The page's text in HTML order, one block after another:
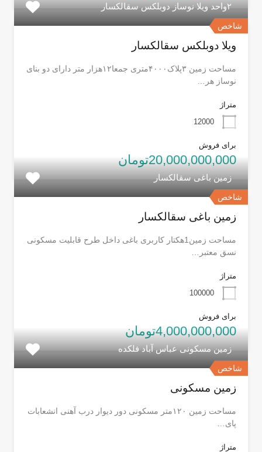
شاخص
۲واحد ویلا نوساز دوبلکس سقالکسار
ویلا دوبلکس سقالکسار
مساحت زمین ۳پلاک۴۰۰۰متری جمعا۱۲هزار متر دارای دو بنای
نوساز هر…
متراژ
12000
برای فروش
20,000,000,000تومان
شاخص
زمین باغی سقالکسار
زمین باغی سقالکسار
مساحت زمین1هکتار کاربری باغی داخل طرح قابلیت مسکونی
نسق معتبر…
متراژ
100000
برای فروش
4,000,000,000تومان
شاخص
زمین مسکونی عباس آباد فلکده
زمین مسکونی
مساحت زمین ۱۲۰متر مسکونی دور دیوار درب آهنی انشعابات
پای…
متراژ